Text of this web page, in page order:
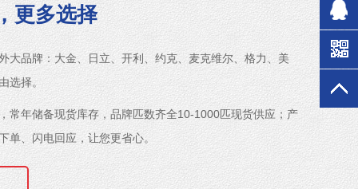
多选择
大品牌：大金、日立、开利、约克、麦克维尔、格力、美
选择。
常年储备现货库存，品牌匹数齐全10-1000匹现货供应；产
单、闪电回应，让您更省心。